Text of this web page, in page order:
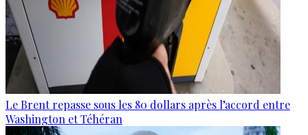
Le Brent repasse sous les 80 dollars après l’accord entre
Washington et Téhéran